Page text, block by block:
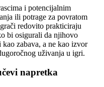
i potencijalnim
ili potrage za povratom
redovito prakticiraju
bi osigurali da njihovo
zabava, a ne kao izvor
uživanja u igri.
napretka